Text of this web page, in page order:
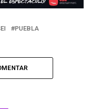
PUEBLA